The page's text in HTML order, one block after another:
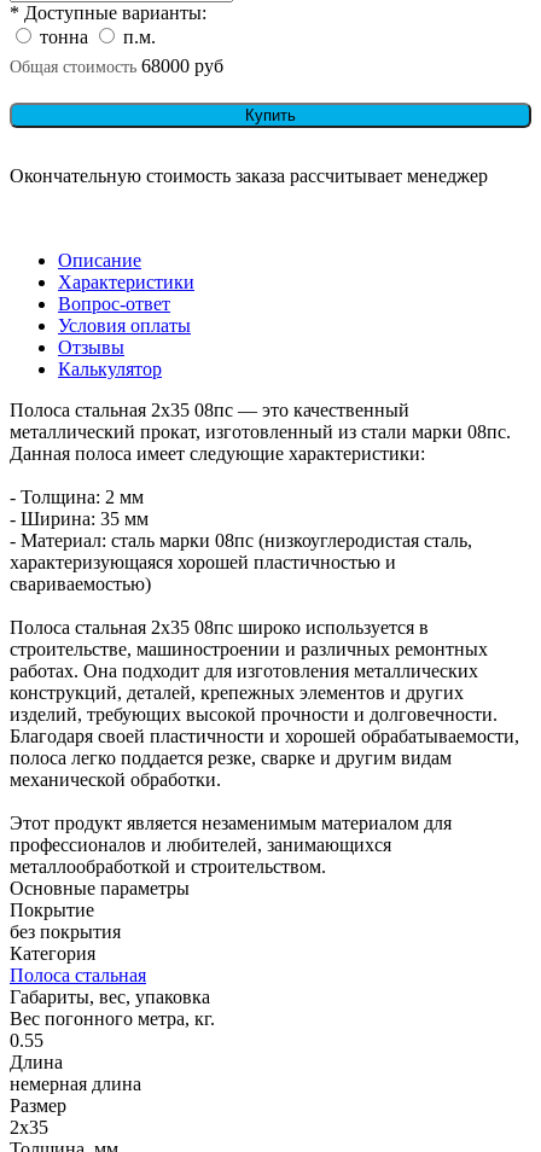
* Доступные варианты:
тонна
п.м.
Общая стоимость 68000 руб
Купить
Окончательную стоимость заказа рассчитывает менеджер
Описание
Характеристики
Вопрос-ответ
Условия оплаты
Отзывы
Калькулятор
Полоса стальная 2х35 08пс — это качественный
металлический прокат, изготовленный из стали марки 08пс.
Данная полоса имеет следующие характеристики:
- Толщина: 2 мм
- Ширина: 35 мм
- Материал: сталь марки 08пс (низкоуглеродистая сталь,
характеризующаяся хорошей пластичностью и
свариваемостью)
Полоса стальная 2х35 08пс широко используется в
строительстве, машиностроении и различных ремонтных
работах. Она подходит для изготовления металлических
конструкций, деталей, крепежных элементов и других
изделий, требующих высокой прочности и долговечности.
Благодаря своей пластичности и хорошей обрабатываемости,
полоса легко поддается резке, сварке и другим видам
механической обработки.
Этот продукт является незаменимым материалом для
профессионалов и любителей, занимающихся
металлообработкой и строительством.
Основные параметры
Покрытие
без покрытия
Категория
Полоса стальная
Габариты, вес, упаковка
Вес погонного метра, кг.
0.55
Длина
немерная длина
Размер
2х35